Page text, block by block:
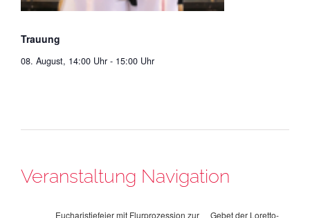
Trauung
08. August, 14:00 Uhr - 15:00 Uhr
Veranstaltung Navigation
Eucharistiefeier mit Flurprozession zur
Gebet der Loretto-